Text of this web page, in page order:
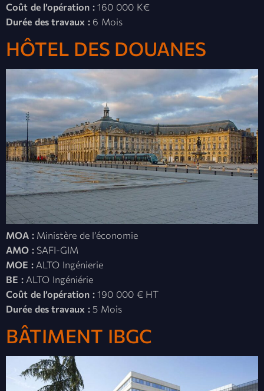
Coût de l’opération :160 000 K€
Durée des travaux :6 Mois
HÔTEL DES DOUANES
MOA :Ministère de l’économie
AMO :SAFI-GIM
MOE :ALTO Ingénierie
BE :ALTO Ingéniérie
Coût de l’opération :190 000 € HT
Durée des travaux :5 Mois
BÂTIMENT IBGC